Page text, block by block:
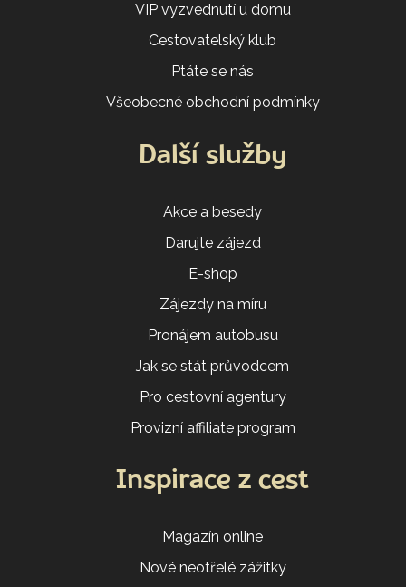
VIP vyzvednutí u domu
Cestovatelský klub
Ptáte se nás
Všeobecné obchodní podmínky
Další služby
Akce a besedy
Darujte zájezd
E-shop
Zájezdy na míru
Pronájem autobusu
Jak se stát průvodcem
Pro cestovní agentury
Provizní affiliate program
Inspirace z cest
Magazín online
Nové neotřelé zážitky